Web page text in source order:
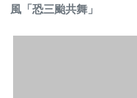
風「恐三颱共舞」